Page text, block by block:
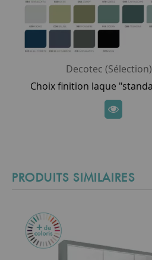
Decotec (Sélection)
PRODUITS SIMILAIRES